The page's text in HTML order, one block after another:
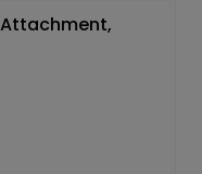
Attachment,